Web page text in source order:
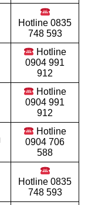
Hotline 0835
748 593
Hotline
0904 991
912
Hotline
0904 991
912
Hotline
0904 706
588
Hotline 0835
748 593